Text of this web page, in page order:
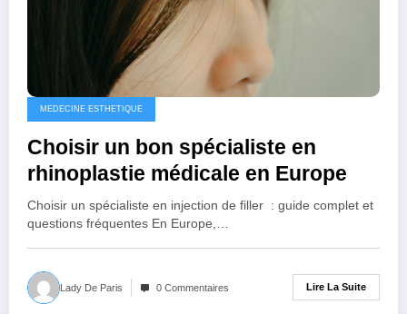
MEDECINE ESTHETIQUE
Choisir un bon spécialiste en
rhinoplastie médicale en Europe
Choisir un spécialiste en injection de filler : guide complet et
questions fréquentes En Europe,…
Lady De Paris 0 Commentaires Lire La Suite